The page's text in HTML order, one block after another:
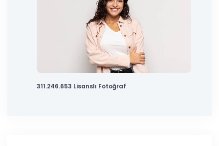
311.246.653 Lisanslı Fotoğraf